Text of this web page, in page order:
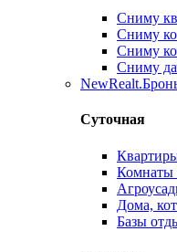
Сниму
Сниму
Сниму
Сниму
New
Суточная
Комнаты
Дома,
Базы